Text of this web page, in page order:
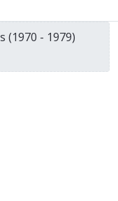
(1970 - 1979)